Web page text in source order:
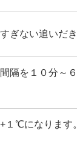
ぎない追いだき
隔を１０分～
１℃になります